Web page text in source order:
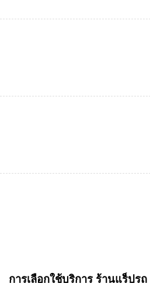
การเลือกใช้บริการ ร้านแร็ปรถ